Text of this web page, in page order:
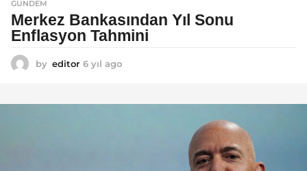
GÜNDEM
Merkez Bankasından Yıl Sonu
Enflasyon Tahmini
by editor 6 yıl ago
l